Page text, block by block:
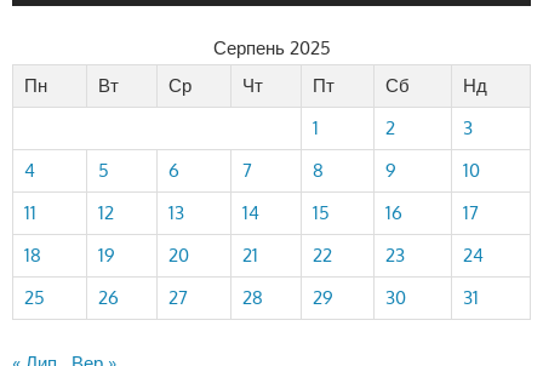
Серпень 2025
Пн
Вт Ср Чт Пт Сб
Нд
1
2
3
4
5 6 7 8 9
10
11
12 13 14 15 16
17
18
19 20 21 22 23
24
25
26 27 28 29 30 31